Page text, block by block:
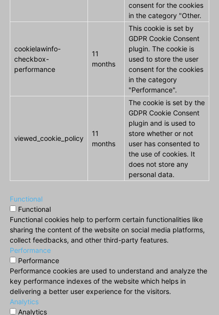
consent for the cookies
in the category "Other.
cookielawinfo-
checkbox-
performance
11
months
This cookie is set by
GDPR Cookie Consent
plugin. The cookie is
used to store the user
consent for the cookies
in the category
"Performance".
viewed_cookie_policy
11
months
The cookie is set by the
GDPR Cookie Consent
plugin and is used to
store whether or not
user has consented to
the use of cookies. It
does not store any
personal data.
Functional
Functional
Functional cookies help to perform certain functionalities like
sharing the content of the website on social media platforms,
collect feedbacks, and other third-party features.
Performance
Performance
Performance cookies are used to understand and analyze the
key performance indexes of the website which helps in
delivering a better user experience for the visitors.
Analytics
Analytics